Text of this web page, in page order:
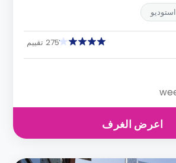
استوديو
275 تقييم
اعرض الغرف